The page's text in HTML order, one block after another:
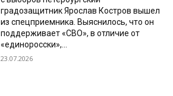
градозащитник Ярослав Костров вышел
из спецприемника. Выяснилось, что он
поддерживает «СВО», в отличие от
«единоросски»,...
23.07.2026